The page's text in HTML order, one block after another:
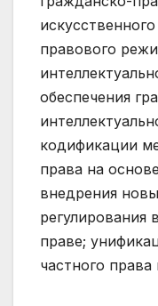
правового
обеспечения
кодификации
права на
внедрения
праве;
частного